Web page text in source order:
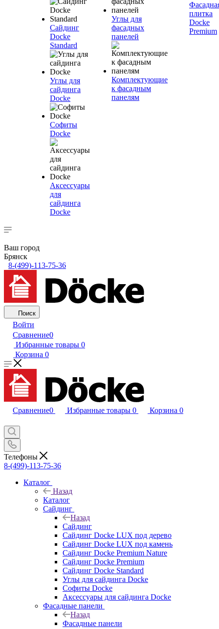
Сайдинг
Docke
Standard
Углы для
сайдинга
Docke
Софиты
Docke
Аксессуары
для
сайдинга
Docke
Углы для
фасадных
панелей
Комплектующие
к фасадным
панелям
плитка
Docke
Premium
Ваш город
Брянск
8-(499)-113-75-36
Поиск
Войти
Сравнение0
Избранные товары 0
Корзина 0
Сравнение0 Избранные товары 0 Корзина 0
Телефоны
8-(499)-113-75-36
Каталог
Назад
Каталог
Сайдинг
Назад
Сайдинг
Сайдинг Docke LUX под дерево
Сайдинг Docke LUX под камень
Сайдинг Docke Premium Nature
Сайдинг Docke Premium
Сайдинг Docke Standard
Углы для сайдинга Docke
Софиты Docke
Аксессуары для сайдинга Docke
Фасадные панели
Назад
Фасадные панели